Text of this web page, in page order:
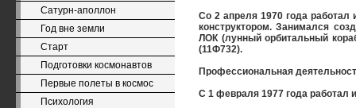
Сатурн-аполлон
Год вне земли
Старт
Подготовки космонавтов
Первые полеты в космос
Психология
Со 2 апреля 1970 года
конструктором. Занимался
ЛОК (лунный орбитальный
(11Ф732).
Профессиональная
С 1 февраля 1977 года работал